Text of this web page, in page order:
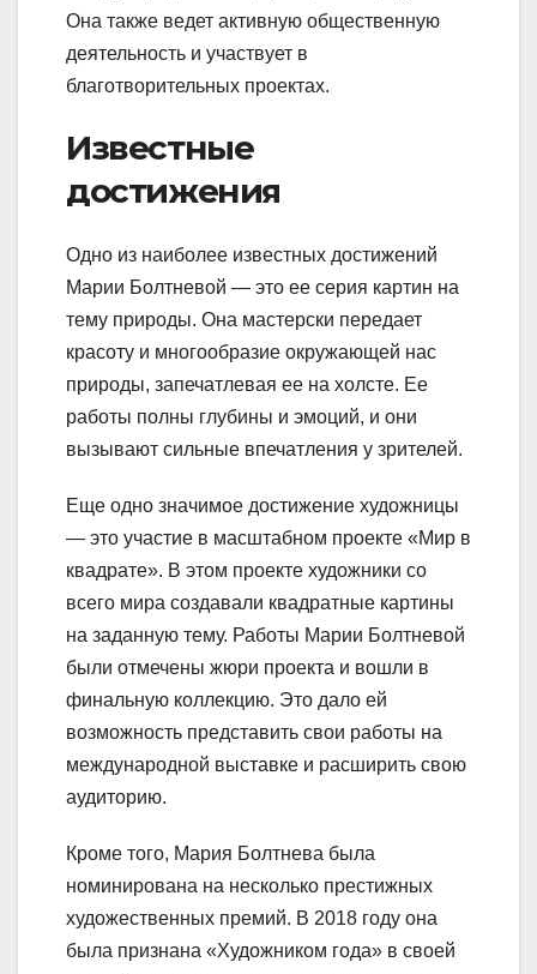
Она также ведет активную общественную
деятельность и участвует в
благотворительных проектах.
Известные
достижения
Одно из наиболее известных достижений
Марии Болтневой — это ее серия картин на
тему природы. Она мастерски передает
красоту и многообразие окружающей нас
природы, запечатлевая ее на холсте. Ее
работы полны глубины и эмоций, и они
вызывают сильные впечатления у зрителей.
Еще одно значимое достижение художницы
— это участие в масштабном проекте «Мир в
квадрате». В этом проекте художники со
всего мира создавали квадратные картины
на заданную тему. Работы Марии Болтневой
были отмечены жюри проекта и вошли в
финальную коллекцию. Это дало ей
возможность представить свои работы на
международной выставке и расширить свою
аудиторию.
Кроме того, Мария Болтнева была
номинирована на несколько престижных
художественных премий. В 2018 году она
была признана «Художником года» в своей